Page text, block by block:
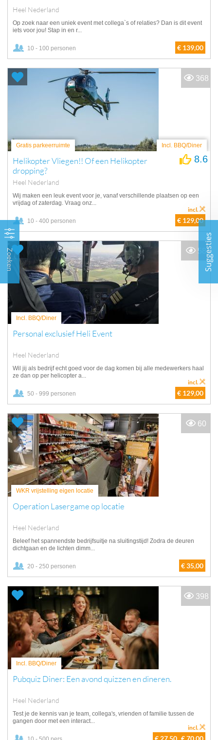
Zoeken
Heel Nederland
Op zoek naar een uniek event met collega`s of relaties? Dan is dit event
iets voor jou! Stap in en r...
10 - 100 personen € 139,00
Gratis parkeerruimte Incl. BBQ/Diner
Helikopter Vliegen!! Of een Helikopter
dropping?
Heel Nederland
8.6
Wij maken een leuk event voor je, vanaf verschillende plaatsen op een
vrijdag of zaterdag. Vraag onz...
10 - 400 personen € 129,00
incl.
368
Incl. BBQ/Diner
Personal exclusief Heli Event
Heel Nederland
Wil jij als bedrijf echt goed voor de dag komen bij alle medewerkers haal
ze dan op per helicopter a...
50 - 999 personen € 129,00
incl.
58
WKR vrijstelling eigen locatie
Operation Lasergame op locatie
Heel Nederland
Beleef het spannendste bedrijfsuitje na sluitingstijd! Zodra de deuren
dichtgaan en de lichten dimm...
20 - 250 personen € 35,00
60
Incl. BBQ/Diner
Pubquiz Diner: Een avond quizzen en dineren.
Heel Nederland
Test je de kennis van je team, collega's, vrienden of familie tussen de
gangen door met een interact...
€ 27,50 € 70,00
incl.
398
Suggesties